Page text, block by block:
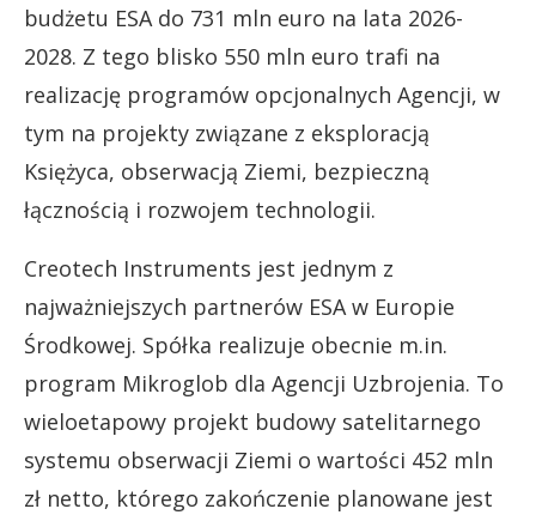
budżetu ESA do 731 mln euro na lata 2026-
2028. Z tego blisko 550 mln euro trafi na
realizację programów opcjonalnych Agencji, w
tym na projekty związane z eksploracją
Księżyca, obserwacją Ziemi, bezpieczną
łącznością i rozwojem technologii.
Creotech Instruments jest jednym z
najważniejszych partnerów ESA w Europie
Środkowej. Spółka realizuje obecnie m.in.
program Mikroglob dla Agencji Uzbrojenia. To
wieloetapowy projekt budowy satelitarnego
systemu obserwacji Ziemi o wartości 452 mln
zł netto, którego zakończenie planowane jest